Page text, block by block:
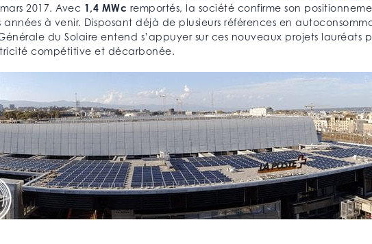
2017. Avec 1,4 MWc remportés, la société confirme son
années à venir. Disposant déjà de plusieurs références en
du Solaire entend s’appuyer sur ces nouveaux projets lauréats
compétitive et décarbonée.